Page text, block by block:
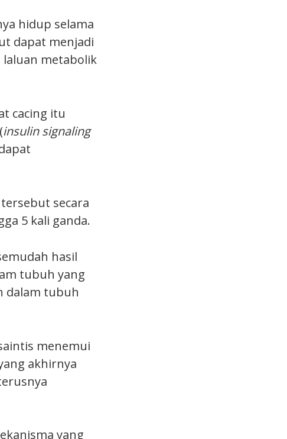
hidup selama
dapat menjadi
metabolik
cacing itu
insulin signaling
secara
5 kali ganda.
hasil
tubuh yang
dalam tubuh
menemui
akhirnya
yang